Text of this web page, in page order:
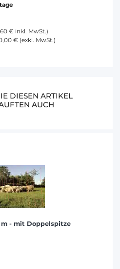
€ inkl. MwSt.)
€ (exkl. MwSt.)
DIESEN ARTIKEL
AUCH
- mit Doppelspitze